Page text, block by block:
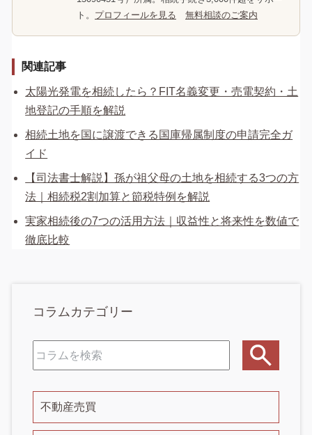
ト。 プロフィールを見る 無料相談のご案内
関連記事
太陽光発電を相続したら？FIT名義変更・売電契約・土
地登記の手順を解説
相続土地を国に譲渡できる国庫帰属制度の申請完全ガ
イド
【司法書士解説】孫が祖父母の土地を相続する3つの方
法｜相続税2割加算と節税特例を解説
実家相続後の7つの活用方法｜収益性と将来性を数値で
徹底比較
コラムカテゴリー
不動産売買